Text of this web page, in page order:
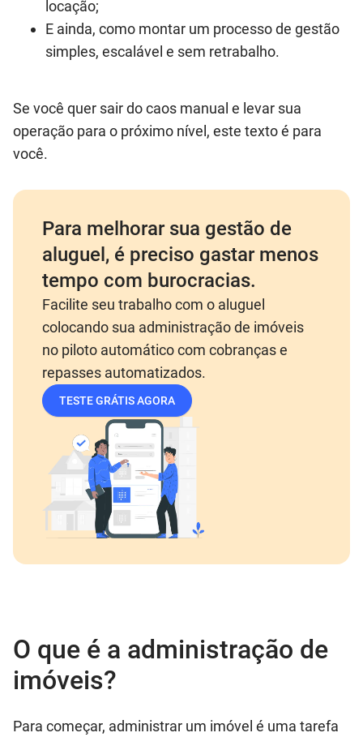
locação;
E ainda, como montar um processo de gestão
simples, escalável e sem retrabalho.
Se você quer sair do caos manual e levar sua
operação para o próximo nível, este texto é para
você.
Para melhorar sua gestão de
aluguel, é preciso gastar menos
tempo com burocracias.
Facilite seu trabalho com o aluguel
colocando sua administração de imóveis
no piloto automático com cobranças e
repasses automatizados.
TESTE GRÁTIS AGORA
O que é a administração de
imóveis?
Para começar, administrar um imóvel é uma tarefa